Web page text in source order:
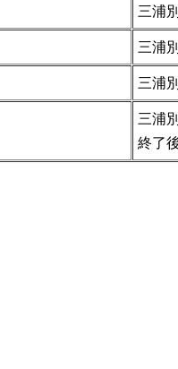
三浦
三浦
三浦
三浦
終了